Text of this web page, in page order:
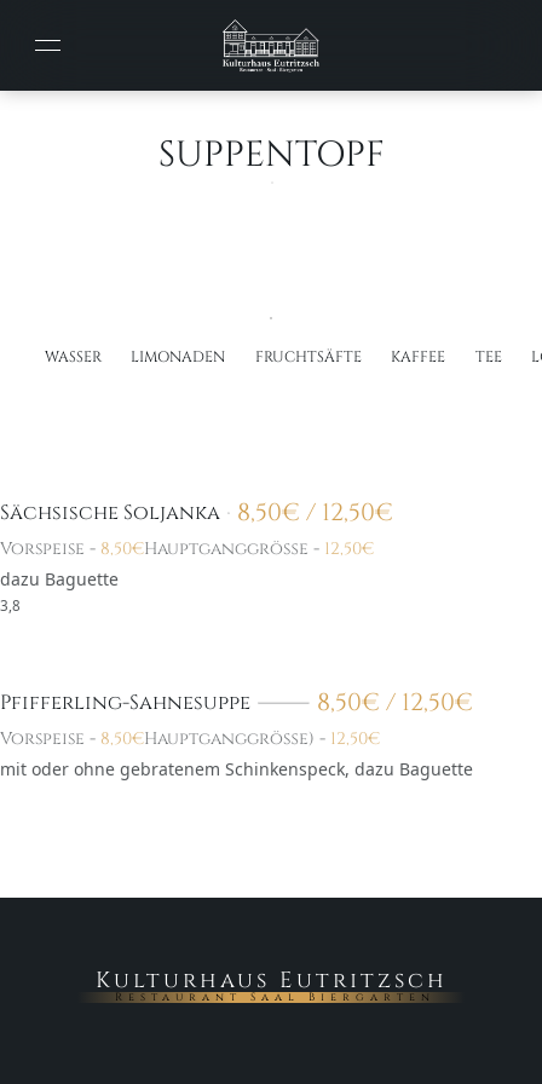
SUPPENTOPF
WASSER LIMONADEN FRUCHTSÄFTE KAFFEE TEE
Sächsische Soljanka 8,50€ / 12,50€
Vorspeise - 8,50€Hauptganggröße - 12,50€
dazu Baguette
3,8
Pfifferling-Sahnesuppe 8,50€ / 12,50€
Vorspeise - 8,50€Hauptganggröße) - 12,50€
mit oder ohne gebratenem Schinkenspeck, dazu Baguette
Kulturhaus Eutritzsch
Restaurant Saal Biergarten